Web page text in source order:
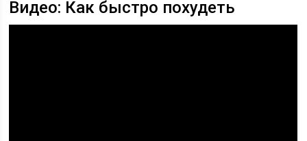
Видео: Как быстро похудеть